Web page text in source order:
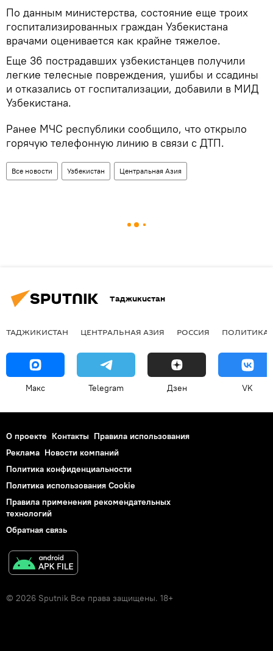
По данным министерства, состояние еще троих
госпитализированных граждан Узбекистана
врачами оценивается как крайне тяжелое.
Еще 36 пострадавших узбекистанцев получили
легкие телесные повреждения, ушибы и ссадины
и отказались от госпитализации, добавили в МИД
Узбекистана.
Ранее МЧС республики сообщило, что открыло
горячую телефонную линию в связи с ДТП.
Все новости Узбекистан Центральная Азия
Таджикистан
ТАДЖИКИСТАН ЦЕНТРАЛЬНАЯ АЗИЯ РОССИЯ ПОЛИТИКА
Макс Telegram Дзен VK
О проекте Контакты Правила использования
Реклама Новости компаний
Политика конфиденциальности
Политика использования Cookie
Правила применения рекомендательных
технологий
Обратная связь
© 2026 Sputnik Все права защищены. 18+